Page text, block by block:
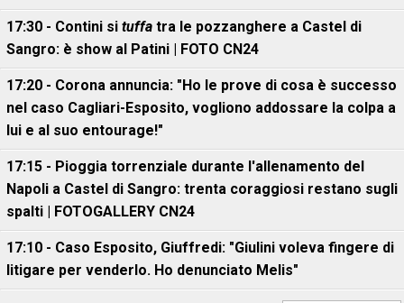
17:30 - Contini si tuffa tra le pozzanghere a Castel di
Sangro: è show al Patini | FOTO CN24
17:20 - Corona annuncia: "Ho le prove di cosa è successo
nel caso Cagliari-Esposito, vogliono addossare la colpa a
lui e al suo entourage!"
17:15 - Pioggia torrenziale durante l'allenamento del
Napoli a Castel di Sangro: trenta coraggiosi restano sugli
spalti | FOTOGALLERY CN24
17:10 - Caso Esposito, Giuffredi: "Giulini voleva fingere di
litigare per venderlo. Ho denunciato Melis"